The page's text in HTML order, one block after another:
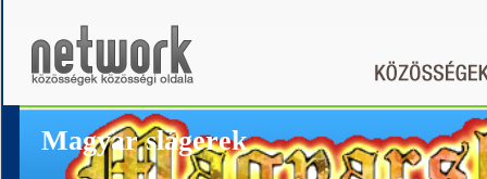
Magyar slágerek